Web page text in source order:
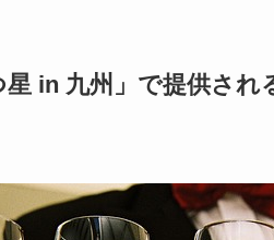
星 in 九州」で提供さ